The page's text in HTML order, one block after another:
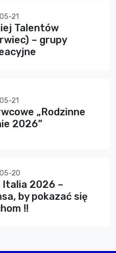
21
Talentów
– grupy
21
„Rodzinne
2026”
20
Italia 2026 –
by pokazać się
!!